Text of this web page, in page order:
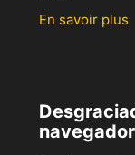
En savoir plus